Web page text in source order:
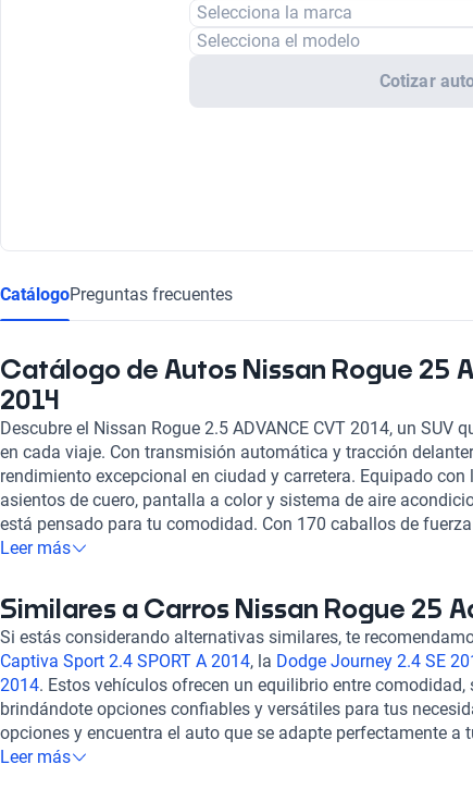
Selecciona la marca
Selecciona el modelo
Cotizar
CatálogoPreguntas frecuentes
Catálogo de Autos Nissan Rogue 25
2014
Descubre el Nissan Rogue 2.5 ADVANCE CVT 2014, un SUV
en cada viaje. Con transmisión automática y tracción
rendimiento excepcional en ciudad y carretera. Equipado con
asientos de cuero, pantalla a color y sistema de aire
está pensado para tu comodidad. Con 170 caballos de
combinado de 7.1 l/100km, experimentarás un equilibrio
tranquilidad en cada trayecto. Con el Nissan Rogue 2.5
sofisticación se unen en un solo vehículo. ¡Haz tuya esta
Leer más
Similares a Carros Nissan Rogue 25
Si estás considerando alternativas similares, te
Captiva Sport 2.4 SPORT A 2014, la Dodge Journey 2.4 SE
2014. Estos vehículos ofrecen un equilibrio entre
brindándote opciones confiables y versátiles para tus
opciones y encuentra el auto que se adapte perfectamente a
para ayudarte en cada paso del proceso de selección!
Leer más